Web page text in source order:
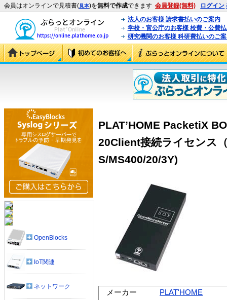
会員はオンラインで見積書(見本)を無料で作成できます 会員登録(無料) ログイン
法人のお客様 請求書払いのご案内
学校・官公庁のお客様 校費・公費
研究機関のお客様 科研費払いのご
PLAT’HOME PacketiX
20Client接続ライセンス
S/MS400/20/3Y)
メーカー
PLAT'HOME
OpenBlocks
IoT関連
ネットワーク